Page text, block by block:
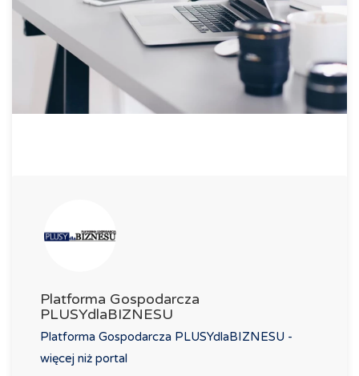
Platforma Gospodarcza
PLUSYdlaBIZNESU
Platforma Gospodarcza PLUSYdlaBIZNESU -
więcej niż portal